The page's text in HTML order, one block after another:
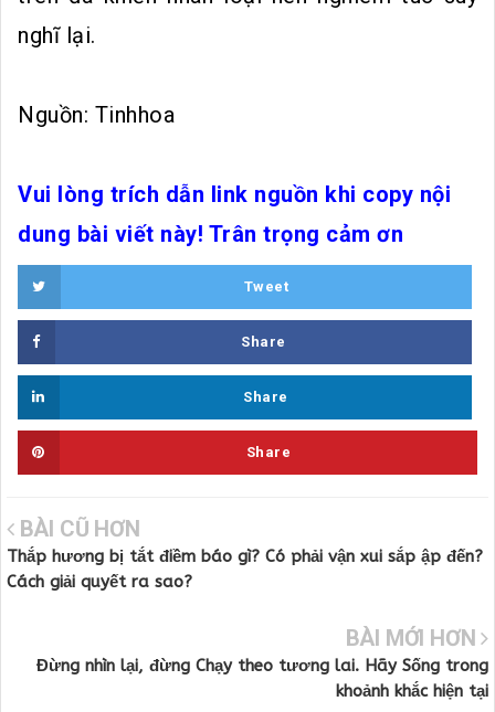
nghĩ lại.
Nguồn: Tinhhoa
Vui lòng trích dẫn link nguồn khi copy nội
dung bài viết này! Trân trọng cảm ơn
Tweet
Share
Share
Share
BÀI CŨ HƠN
Thắp hương bị tắt điềm báo gì? Có phải vận xui sắp ập đến?
Cách giải quyết ra sao?
BÀI MỚI HƠN
Đừng nhìn lại, đừng Chạy theo tương lai. Hãy Sống trong
khoảnh khắc hiện tại